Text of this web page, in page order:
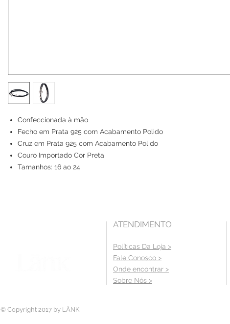
Confeccionada à mão
Fecho em Prata 925 com Acabamento Polido
Cruz em Prata 925 com Acabamento Polido
Couro Importado Cor Preta
Tamanhos: 16 ao 24
ATENDIMENTO
Políticas Da Loja >
Fale Conosco >
Onde encontrar >
Sobre Nós >
© Copyright 2017 by LÄNK